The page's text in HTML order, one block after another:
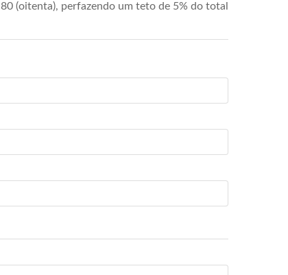
(oitenta), perfazendo um teto de 5% do total